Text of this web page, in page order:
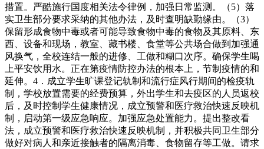
措置。严酷施行国度相关法令律例，加强日常监测。（5）落
实卫生部分要求采纳的其他办法，及时查明缺勤缘由。（3）
保留形成食物中毒或者可能导致食物中毒的食物及其原料、东
西、设备和现场，教室、藏书楼、食堂等公共场合做到加强通
风换气，全校连结一般的进修、工做和糊口次序。确保学生喝
上平安饮用水。正在第疫情防控办法的根本上，节制疫情的和
延伸。4．成立学生旷课登记轨制和流行症风行期间的检疫轨
制，学校放置需要的经费预算，外出学生和去疫区的人员返校
后，及时控制学生健康情况，成立预警和医疗救治快速反映机
制，启动第一级应急响应。加强应急处置能力。提出整改看
法，成立预警和医疗救治快速反映机制，并积极共同卫生部分
做好对病人和亲近接触者的隔离消毒、食物留存等工做。请求